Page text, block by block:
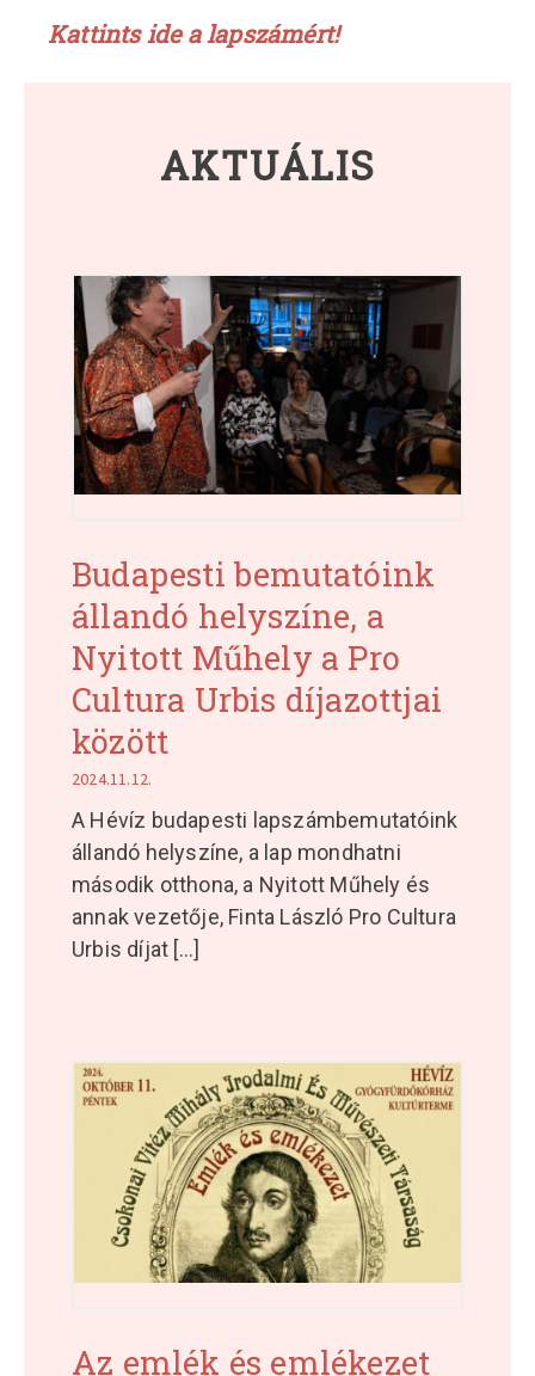
Kattints ide a lapszámért!
AKTUÁLIS
Budapesti bemutatóink
állandó helyszíne, a
Nyitott Műhely a Pro
Cultura Urbis díjazottjai
között
2024.11.12.
A Hévíz budapesti lapszámbemutatóink
állandó helyszíne, a lap mondhatni
második otthona, a Nyitott Műhely és
annak vezetője, Finta László Pro Cultura
Urbis díjat [...]
Az emlék és emlékezet